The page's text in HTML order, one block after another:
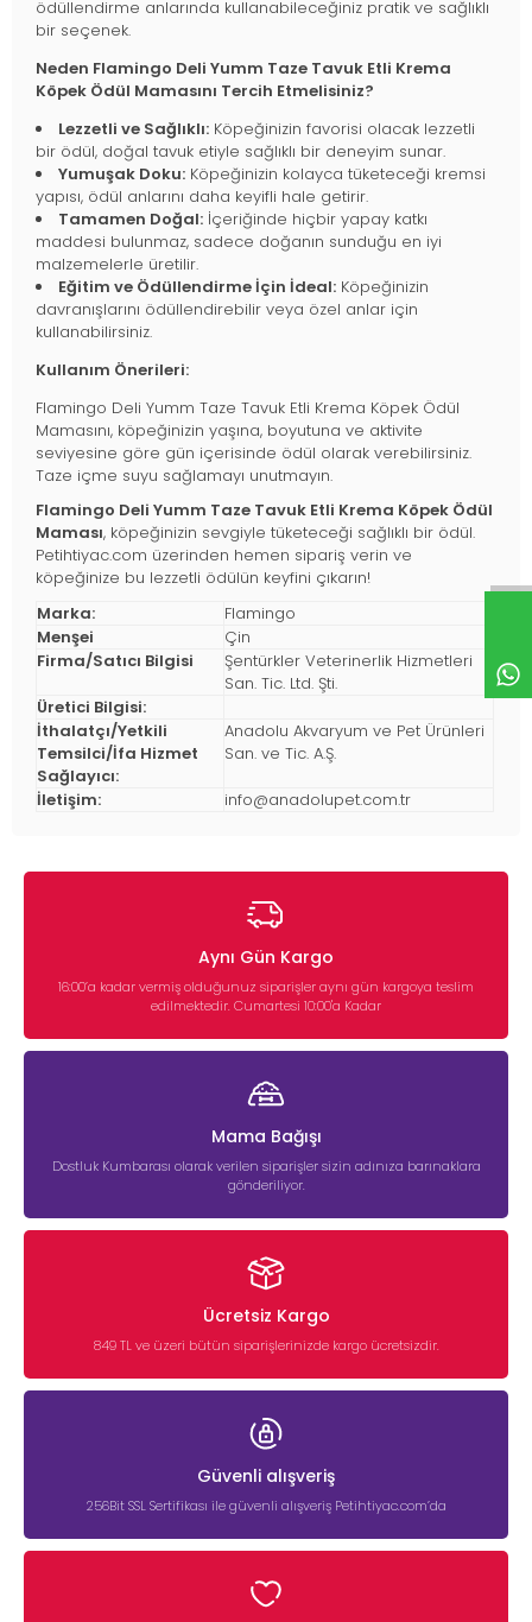
ödüllendirme anlarında kullanabileceğiniz pratik ve sağlıklı
bir seçenek.
Neden Flamingo Deli Yumm Taze Tavuk Etli Krema
Köpek Ödül Mamasını Tercih Etmelisiniz?
Lezzetli ve Sağlıklı: Köpeğinizin favorisi olacak lezzetli
bir ödül, doğal tavuk etiyle sağlıklı bir deneyim sunar.
Yumuşak Doku: Köpeğinizin kolayca tüketeceği kremsi
yapısı, ödül anlarını daha keyifli hale getirir.
Tamamen Doğal: İçeriğinde hiçbir yapay katkı
maddesi bulunmaz, sadece doğanın sunduğu en iyi
malzemelerle üretilir.
Eğitim ve Ödüllendirme İçin İdeal: Köpeğinizin
davranışlarını ödüllendirebilir veya özel anlar için
kullanabilirsiniz.
Kullanım Önerileri:
Flamingo Deli Yumm Taze Tavuk Etli Krema Köpek Ödül
Mamasını, köpeğinizin yaşına, boyutuna ve aktivite
seviyesine göre gün içerisinde ödül olarak verebilirsiniz.
Taze içme suyu sağlamayı unutmayın.
Flamingo Deli Yumm Taze Tavuk Etli Krema Köpek Ödül
Maması, köpeğinizin sevgiyle tüketeceği sağlıklı bir ödül.
Petihtiyac.com üzerinden hemen sipariş verin ve
köpeğinize bu lezzetli ödülün keyfini çıkarın!
Marka:
Flamingo
Menşei
Çin
Firma/Satıcı Bilgisi
Şentürkler Veterinerlik Hizmetleri
San. Tic. Ltd. Şti.
Üretici Bilgisi:
İthalatçı/Yetkili
Temsilci/İfa Hizmet
Sağlayıcı:
Anadolu Akvaryum ve Pet Ürünleri
San. ve Tic. A.Ş.
İletişim: info@anadolupet.com.tr
Aynı Gün Kargo
16:00’a kadar vermiş olduğunuz siparişler aynı gün kargoya teslim
edilmektedir. Cumartesi 10:00'a Kadar
Mama Bağışı
Dostluk Kumbarası olarak verilen siparişler sizin adınıza barınaklara
gönderiliyor.
Ücretsiz Kargo
849 TL ve üzeri bütün siparişlerinizde kargo ücretsizdir.
Güvenli alışveriş
256Bit SSL Sertifikası ile güvenli alışveriş Petihtiyac.com’da